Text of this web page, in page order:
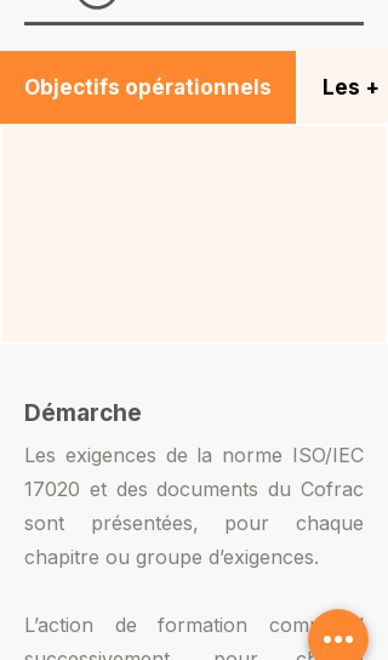
Objectifs opérationnels Les +
Démarche
Les exigences de la norme ISO/IEC
17020 et des documents du Cofrac
sont présentées, pour chaque
chapitre ou groupe d’exigences.
L’action de formation comprend